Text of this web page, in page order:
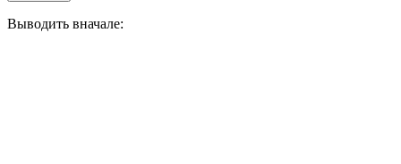
Выводить вначале: